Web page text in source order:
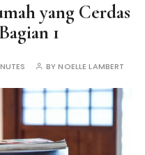
yang Cerdas
1
BYNOELLE LAMBERT